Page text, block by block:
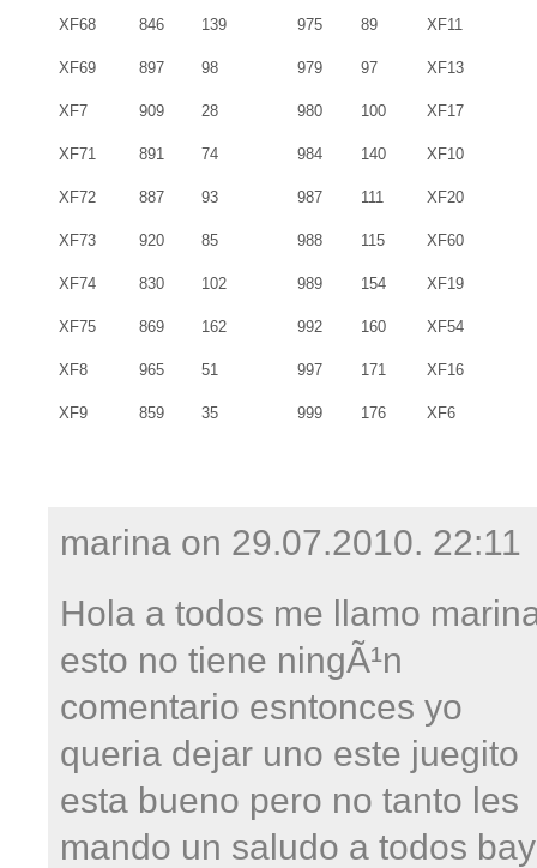
XF68 846 139 975 89 XF11
XF69 897 98 979 97 XF13
XF7 909 28 980 100 XF17
XF71 891 74 984 140 XF10
XF72 887 93 987 111 XF20
XF73 920 85 988 115 XF60
XF74 830 102 989 154 XF19
XF75 869 162 992 160 XF54
XF8 965 51 997 171 XF16
XF9 859 35 999 176 XF6
marina on 29.07.2010. 22:11
Hola a todos me llamo
esto no tiene ningÃ¹n
comentario esntonces yo
queria dejar uno este juegito
esta bueno pero no tanto les
mando un saludo a todos bay